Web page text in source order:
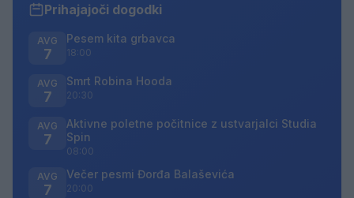
Prihajajoči dogodki
AVG
7
Pesem kita grbavca
18:00
AVG
7
Smrt Robina Hooda
20:30
AVG
7
Aktivne poletne počitnice z ustvarjalci Studia
Spin
08:00
AVG
7
Večer pesmi Đorđa Balaševića
20:00